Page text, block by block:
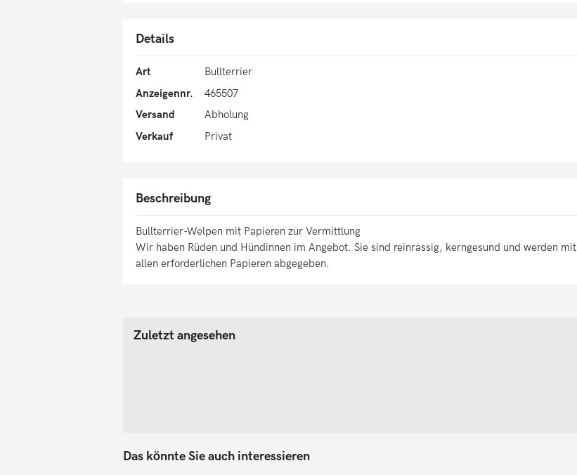
Details
Art
Bullterrier
Anzeigennr.
465507
Versand
Abholung
Verkauf
Privat
Beschreibung
Bullterrier-Welpen mit Papieren zur Vermittlung
Wir haben Rüden und Hündinnen im Angebot. Sie sind reinrassig, kerngesund und werden mit
allen erforderlichen Papieren abgegeben.
Zuletzt angesehen
Das könnte Sie auch interessieren